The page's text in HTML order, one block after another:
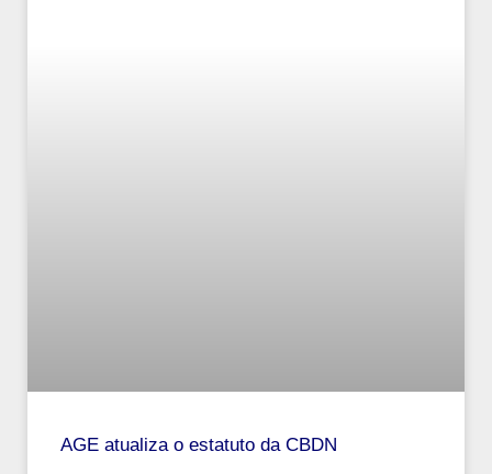
AGE atualiza o estatuto da CBDN